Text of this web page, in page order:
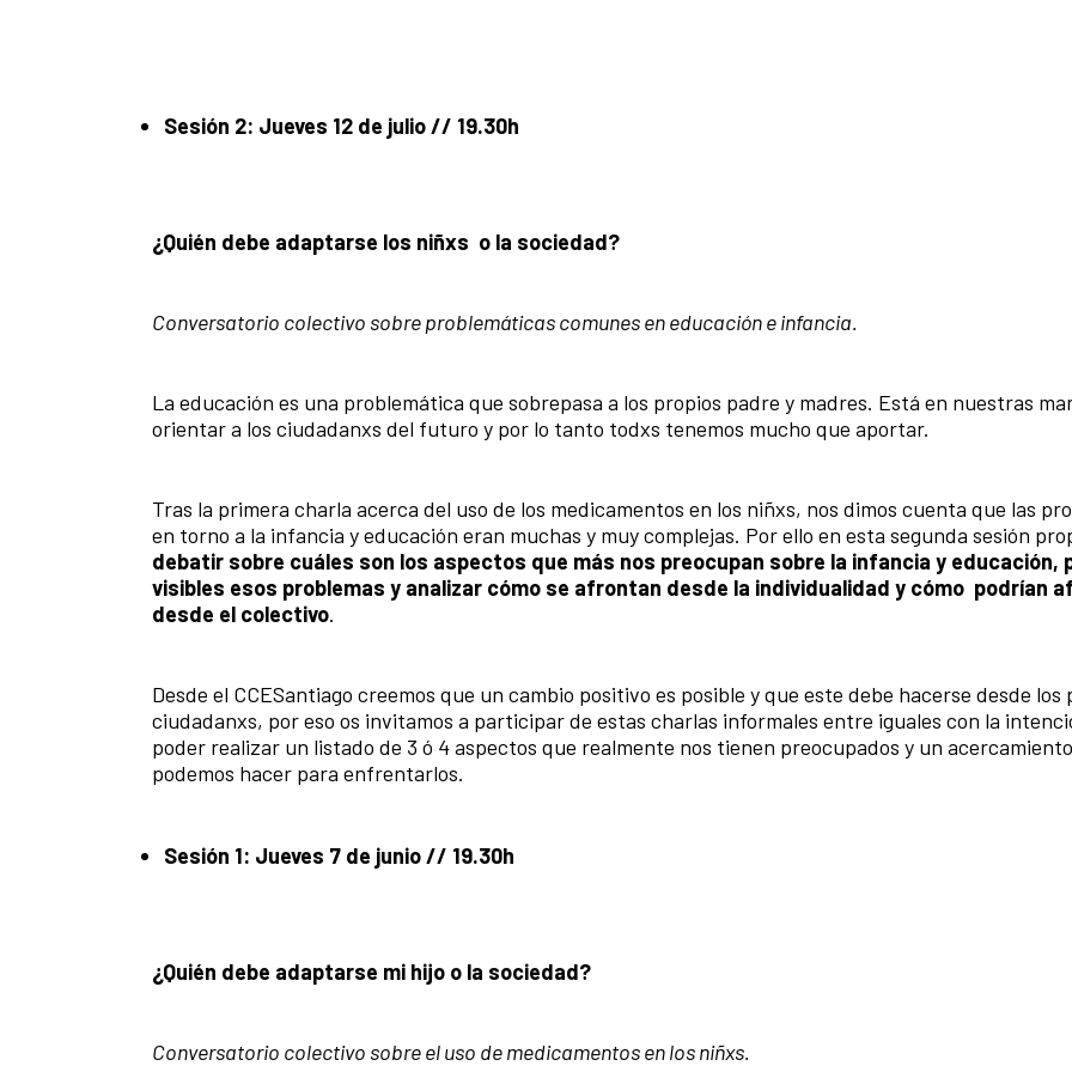
Sesión 2: Jueves 12 de julio // 19.30h
¿Quién debe adaptarse los niñxs o la sociedad?
Conversatorio colectivo sobre problemáticas comunes en educación e infancia.
La educación es una problemática que sobrepasa a los propios padre y madres. Está en nuestras
orientar a los ciudadanxs del futuro y por lo tanto todxs tenemos mucho que aportar.
Tras la primera charla acerca del uso de los medicamentos en los niñxs, nos dimos cuenta que las
en torno a la infancia y educación eran muchas y muy complejas. Por ello en esta segunda sesión
debatir sobre cuáles son los aspectos que más nos preocupan sobre la infancia y educación,
visibles esos problemas y analizar cómo se afrontan desde la individualidad y cómo podrían
desde el colectivo.
Desde el CCESantiago creemos que un cambio positivo es posible y que este debe hacerse desde los
ciudadanxs, por eso os invitamos a participar de estas charlas informales entre iguales con la
poder realizar un listado de 3 ó 4 aspectos que realmente nos tienen preocupados y un
podemos hacer para enfrentarlos.
Sesión 1: Jueves 7 de junio // 19.30h
¿Quién debe adaptarse mi hijo o la sociedad?
Conversatorio colectivo sobre el uso de medicamentos en los niñxs.